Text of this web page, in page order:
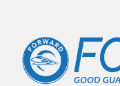
Boutique